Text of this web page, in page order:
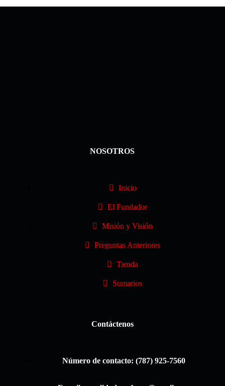
NOSOTROS
Inicio
El Fundador
Misión y Visión
Preguntas Anteriores
Tienda
Sumarios
Contáctenos
Número de contacto: (787) 925-7560